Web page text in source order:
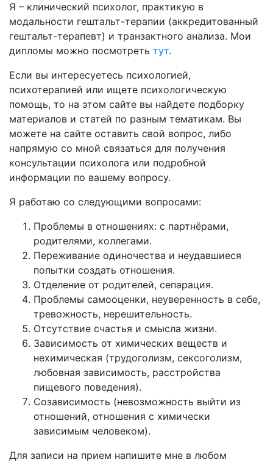
Я – клинический психолог, практикую в
модальности гештальт-терапии (аккредитованный
гештальт-терапевт) и транзактного анализа. Мои
дипломы можно посмотреть тут.
Если вы интересуетесь психологией,
психотерапией или ищете психологическую
помощь, то на этом сайте вы найдете подборку
материалов и статей по разным тематикам. Вы
можете на сайте оставить свой вопрос, либо
напрямую со мной связаться для получения
консультации психолога или подробной
информации по вашему вопросу.
Я работаю со следующими вопросами:
Проблемы в отношениях: с партнёрами,
родителями, коллегами.
Переживание одиночества и неудавшиеся
попытки создать отношения.
Отделение от родителей, сепарация.
Проблемы самооценки, неуверенность в себе,
тревожность, нерешительность.
Отсутствие счастья и смысла жизни.
Зависимость от химических веществ и
нехимическая (трудоголизм, сексоголизм,
любовная зависимость, расстройства
пищевого поведения).
Созависимость (невозможность выйти из
отношений, отношения с химически
зависимым человеком).
Для записи на прием напишите мне в любом